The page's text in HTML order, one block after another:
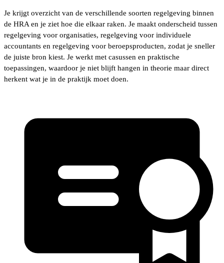
Je krijgt overzicht van de verschillende soorten regelgeving binnen
de HRA en je ziet hoe die elkaar raken. Je maakt onderscheid tussen
regelgeving voor organisaties, regelgeving voor individuele
accountants en regelgeving voor beroepsproducten, zodat je sneller
de juiste bron kiest. Je werkt met casussen en praktische
toepassingen, waardoor je niet blijft hangen in theorie maar direct
herkent wat je in de praktijk moet doen.